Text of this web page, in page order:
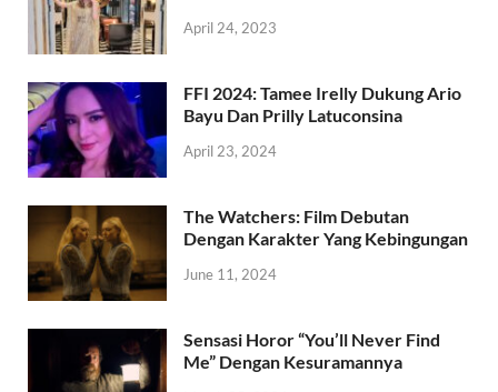
April 24, 2023
FFI 2024: Tamee Irelly Dukung Ario
Bayu Dan Prilly Latuconsina
April 23, 2024
The Watchers: Film Debutan
Dengan Karakter Yang Kebingungan
June 11, 2024
Sensasi Horor “You’ll Never Find
Me” Dengan Kesuramannya